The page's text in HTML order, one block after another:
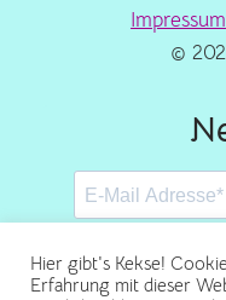
Impressum
©
Hier gibt's Kekse!
Erfahrung mit dieser